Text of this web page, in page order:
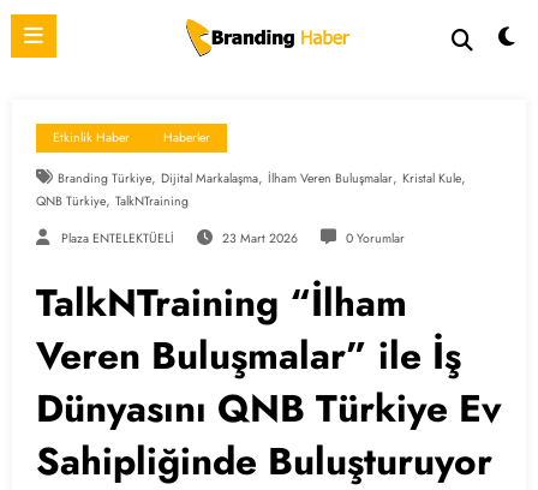
İçeriğe
Etkinlik Haber Haberler
Branding Türkiye, Dijital Markalaşma, İlham Veren Buluşmalar, Kristal Kule,
QNB Türkiye, TalkNTraining
Plaza ENTELEKTÜELİ 23 Mart 2026 0 Yorumlar
TalkNTraining “İlham
Veren Buluşmalar” ile İş
Dünyasını QNB Türkiye Ev
Sahipliğinde Buluşturuyor